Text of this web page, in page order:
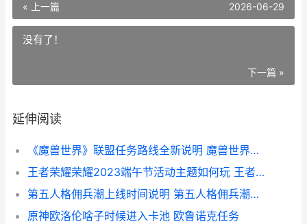
« 上一篇 2026-06-29
没有了！
下一篇 »
延伸阅读
《魔兽世界》联盟任务路线全新说明 魔兽世界联盟
王者荣耀荣耀2023端午节活动主题如何玩 王者荣耀荣耀水晶多少次必出
第五人格佣兵潮上线时间说明 第五人格佣兵潮奈绘画教程
原神欧洛伦啥子时候进入卡池 欧鲁诺克任务